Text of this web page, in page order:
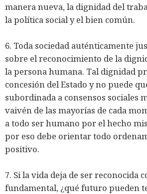
manera nueva, la dignidad del
la política social y el bien común.
6. Toda sociedad auténticamente
sobre el reconocimiento de la
la persona humana. Tal dignidad
concesión del Estado y no puede
subordinada a consensos sociales
vaivén de las mayorías de cada
a todo ser humano por el hecho
por eso debe orientar todo
positivo.
7. Si la vida deja de ser reconocida
fundamental, ¿qué futuro pueden